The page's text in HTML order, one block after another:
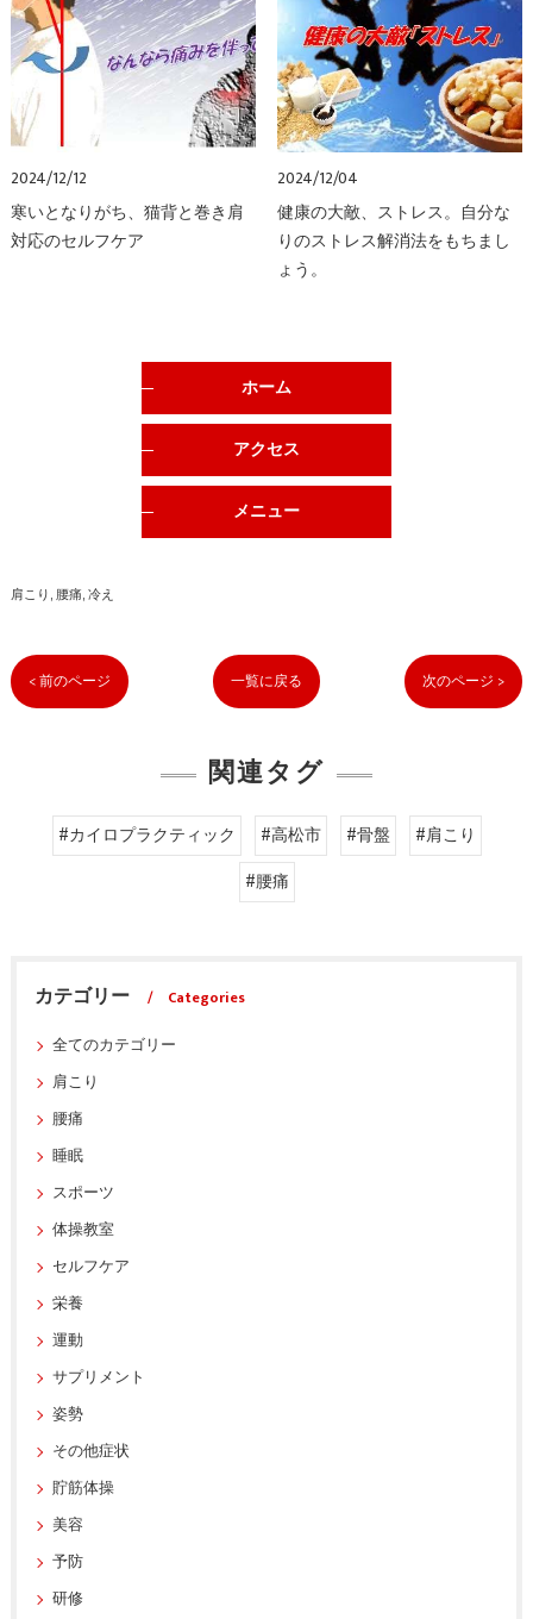
2024/12/12
寒いとなりがち、猫背と巻き肩
対応のセルフケア
2024/12/04
健康の大敵、ストレス。自分な
りのストレス解消法をもちまし
ょう。
ホーム
アクセス
メニュー
肩こり 腰痛 冷え
< 前のページ 一覧に戻る 次のページ >
関連タグ
#カイロプラクティック #高松市 #骨盤
#肩こり
#腰痛
カテゴリー
Categories
全てのカテゴリー
肩こり
腰痛
睡眠
スポーツ
体操教室
セルフケア
栄養
運動
サプリメント
姿勢
その他症状
貯筋体操
美容
予防
研修